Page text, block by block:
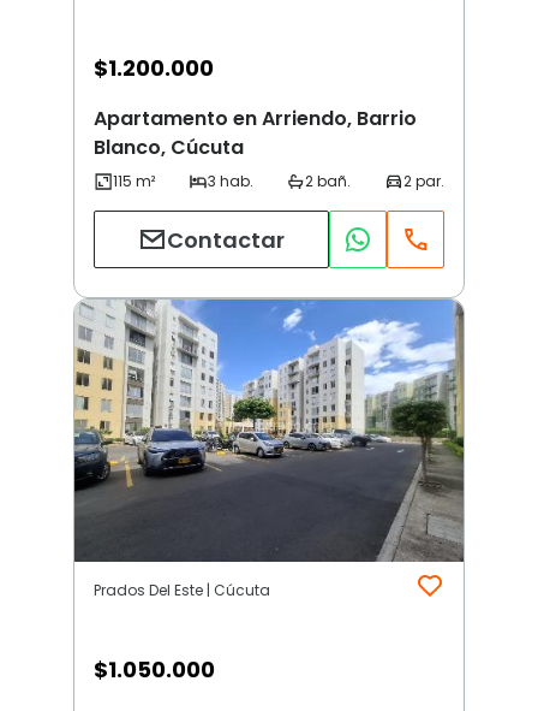
$1.200.000
Apartamento en Arriendo, Barrio
Blanco, Cúcuta
Contactar
Prados Del Este | Cúcuta
$1.050.000